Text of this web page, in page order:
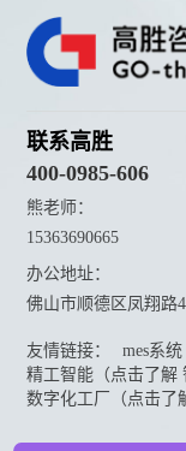
联系高胜
400-0985-606
熊老师：
15363690665
办公地址：
佛山市顺德区凤翔路
友情链接：
mes系统
精工智能（点击了解
数字化工厂（点击了